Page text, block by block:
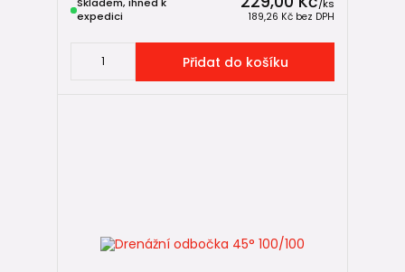
/ks
189,26 Kč bez DPH
Skladem, ihned k
expedici
Přidat do košíku